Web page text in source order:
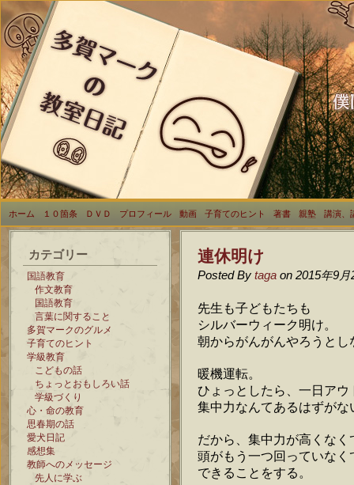
ホーム １０箇条 ＤＶＤ プロフィール 動画 子育てのヒント 著書 親塾 講演、
カテゴリー
国語教育
作文教育
国語教育
言葉に関すること
多賀マークのグルメ
子育てのヒント
学級教育
こどもの話
ちょっとおもしろい話
学級づくり
心・命の教育
思春期の話
愛犬日記
感想集
教師へのメッセージ
先人に学ぶ
連休明け
Posted By taga on 2015年9月
先生も子どもたちも
シルバーウィーク明け。
朝からがんがんやろうとし
暖機運転。
ひょっとしたら、一日アウ
集中力なんてあるはずがな
だから、集中力が高くなく
頭がもう一つ回っていなく
できることをする。